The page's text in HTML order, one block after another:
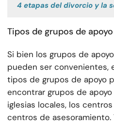
4 etapas del divorcio y la
Tipos de grupos de
Si bien los grupos de
pueden ser convenientes,
tipos de grupos de apoyo
encontrar grupos de
iglesias locales, los
centros de asesoramiento.